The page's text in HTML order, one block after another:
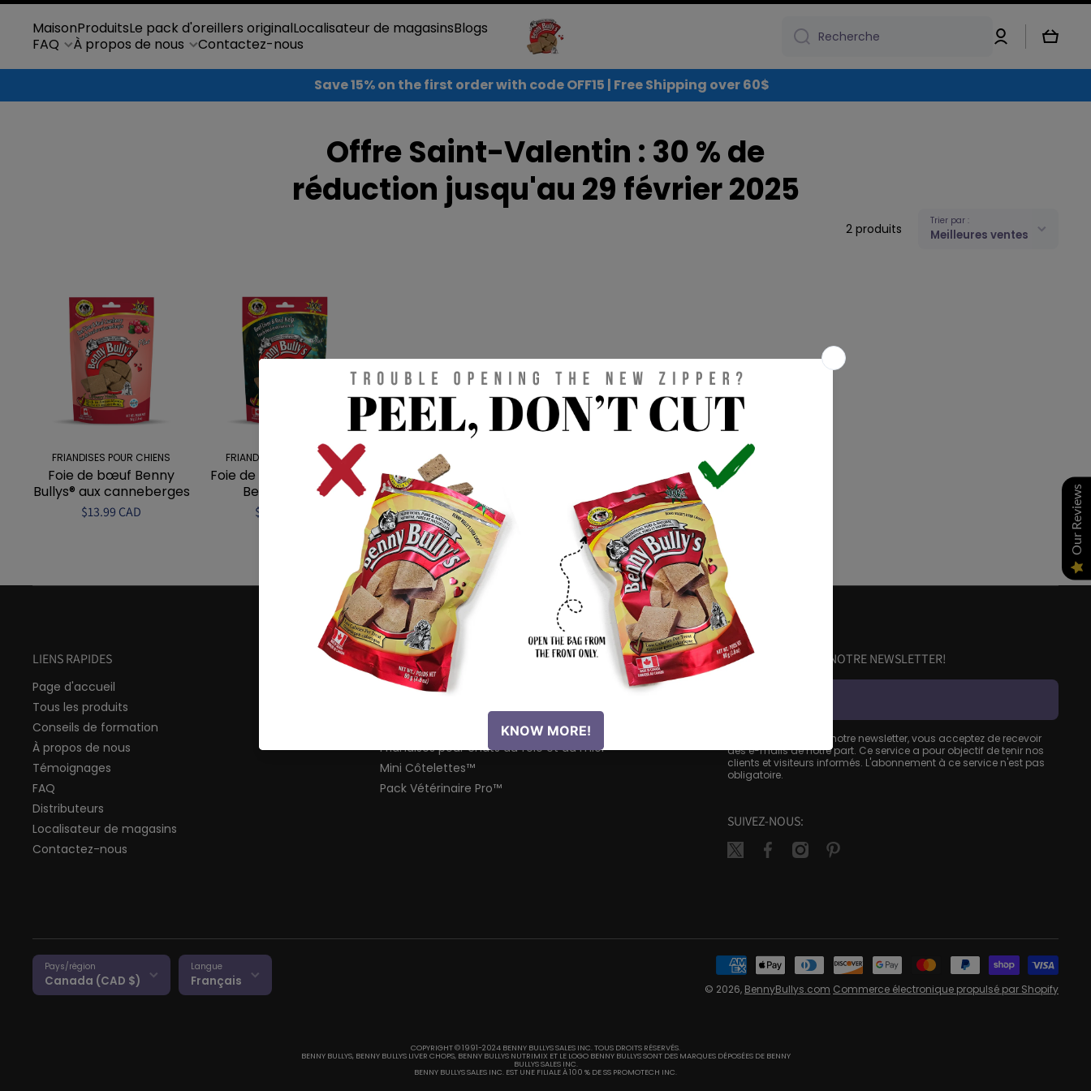
Ignorer et passer au contenu
MaisonProduitsLe pack d'oreillers originalLocalisateur de magasinsBlogs
FAQ
À propos de nous Contactez-nous Recherche ConnexionPanier
Save 15% on the first order with code OFF15 | Free Shipping over 60$
Offre Saint-Valentin : 30 % de
réduction jusqu'au 29 février 2025
2 produits
Trier par :
Meilleures ventes
FRIANDISES POUR CHIENS
Foie de bœuf Benny
Bullys® aux canneberges
$13.99 CAD
FRIANDISES POUR CHIENS
Foie de bœuf et varech
Benny Bullys®
$13.99 CAD
LIENS RAPIDES
Page d'accueil
Tous les produits
Conseils de formation
À propos de nous
Témoignages
FAQ
Distributeurs
Localisateur de magasins
Contactez-nous
NOS PRODUITS
Nouveaux produits
Ingrédient unique - Chien
Friandises pour chiens au foie et plus
Friandises pour chats au foie et au miel
Mini Côtelettes™
Pack Vétérinaire Pro™
INSCRIVEZ-VOUS À NOTRE NEWSLETTER!
En vous abonnant à notre newsletter, vous acceptez de recevoir
des e-mails de notre part. Ce service a pour objectif de tenir nos
clients et visiteurs informés. L'abonnement à ce service n'est pas
obligatoire.
SUIVEZ-NOUS:
twittercom/bennybullys
facebookcom/bennybullys
instagramcom/bennybullys/
pinterestca/bennybullys/
Pays/région
Canada (CAD $)
Langue
Français
© 2026, BennyBullys.com Commerce électronique propulsé par Shopify
COPYRIGHT © 1991-2024 BENNY BULLYS SALES INC. TOUS DROITS RÉSERVÉS.
BENNY BULLYS, BENNY BULLYS LIVER CHOPS, BENNY BULLYS NUTRIMIX ET LE LOGO BENNY BULLYS SONT DES MARQUES DÉPOSÉES DE BENNY
BULLYS SALES INC.
BENNY BULLYS SALES INC. EST UNE FILIALE À 100 % DE SS PROMOTECH INC.
Our Reviews